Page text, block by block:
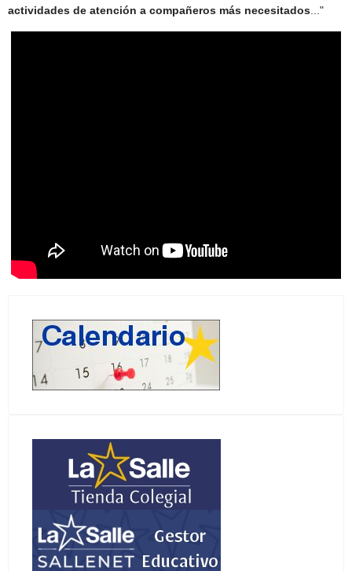
actividades de atención a compañeros más necesitados ..."